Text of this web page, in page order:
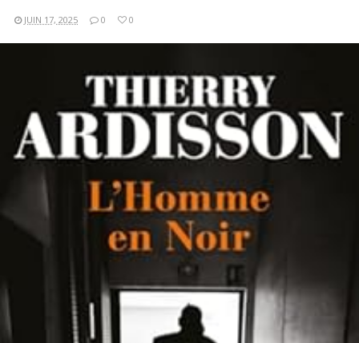
JUIN 17, 2025 0 0
LIRE LA SUITE